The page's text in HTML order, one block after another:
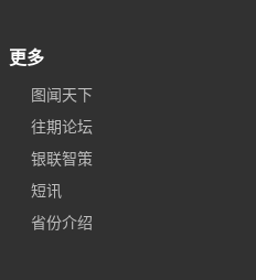
更多
图闻天下
往期论坛
银联智策
短讯
省份介绍